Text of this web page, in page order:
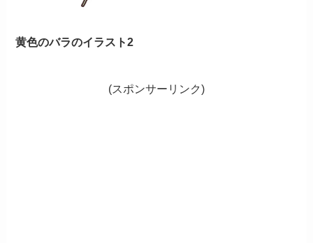
黄色のバラのイラスト2
(スポンサーリンク)